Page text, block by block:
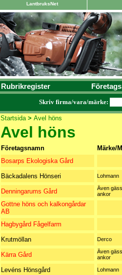
LantbruksNet
Rubrikregister
Skriv firma/vara/märke:
Startsida> Avel höns
Avel höns
Företagsnamn
Märke/
Bosarps Ekologiska Gård
Bäckadalens Hönseri Lohmann
Denningarums Gård
Även
ankor
Gottne höns och kalkongårdar
AB
Hagbygård Fågelfarm
Krutmöllan Derco
Kärra Gård
Även
ankor
Levéns Hönsgård Lohmann